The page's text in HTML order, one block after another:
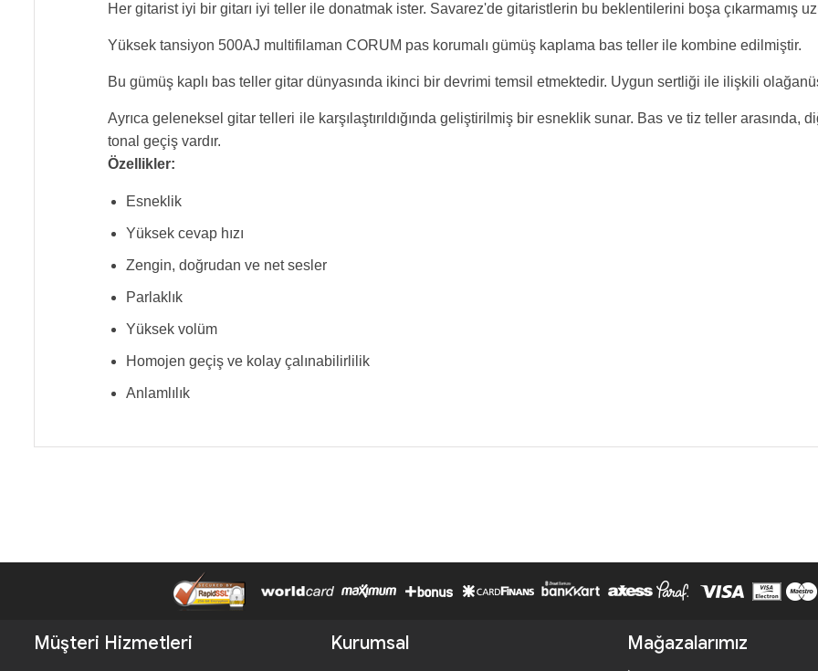
Her gitarist iyi bir gitarı iyi teller ile donatmak ister. Savarez'de gitaristlerin bu beklentilerini boşa çıkarmamış
Yüksek tansiyon 500AJ multifilaman CORUM pas korumalı gümüş kaplama bas teller ile kombine edilmiştir.
Bu gümüş kaplı bas teller gitar dünyasında ikinci bir devrimi temsil etmektedir. Uygun sertliği ile ilişkili
Ayrıca geleneksel gitar telleri ile karşılaştırıldığında geliştirilmiş bir esneklik sunar. Bas ve tiz teller
tonal geçiş vardır.
Özellikler:
Esneklik
Yüksek cevap hızı
Zengin, doğrudan ve net sesler
Parlaklık
Yüksek volüm
Homojen geçiş ve kolay çalınabilirlilik
Anlamlılık
Müşteri Hizmetleri Kurumsal Mağazalarımız